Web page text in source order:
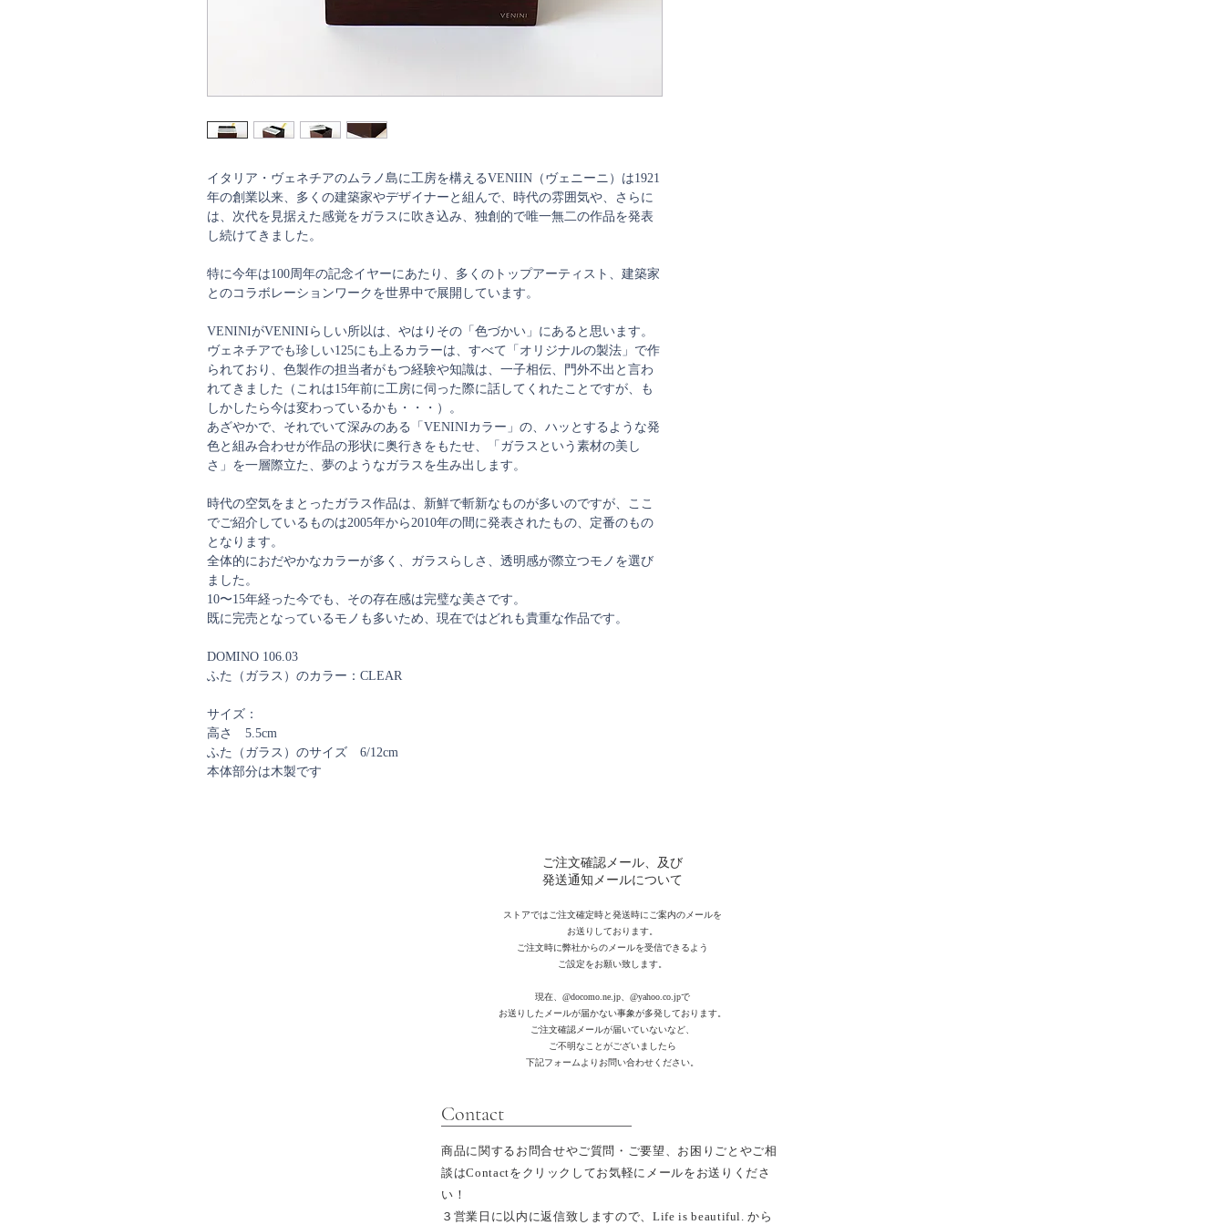
イタリア・ヴェネチアのムラノ島に工房を構えるVENIIN（ヴェニーニ）は1921
年の創業以来、多くの建築家やデザイナーと組んで、時代の雰囲気や、さらに
は、次代を見据えた感覚をガラスに吹き込み、独創的で唯一無二の作品を発表
し続けてきました。
特に今年は100周年の記念イヤーにあたり、多くのトップアーティスト、建築家
とのコラボレーションワークを世界中で展開しています。
VENINIがVENINIらしい所以は、やはりその「色づかい」にあると思います。
ヴェネチアでも珍しい125にも上るカラーは、すべて「オリジナルの製法」で作
られており、色製作の担当者がもつ経験や知識は、一子相伝、門外不出と言わ
れてきました（これは15年前に工房に伺った際に話してくれたことですが、も
しかしたら今は変わっているかも・・・）。
あざやかで、それでいて深みのある「VENINIカラー」の、ハッとするような発
色と組み合わせが作品の形状に奥行きをもたせ、「ガラスという素材の美し
さ」を一層際立た、夢のようなガラスを生み出します。
時代の空気をまとったガラス作品は、新鮮で斬新なものが多いのですが、ここ
でご紹介しているものは2005年から2010年の間に発表されたもの、定番のもの
となります。
全体的におだやかなカラーが多く、ガラスらしさ、透明感が際立つモノを選び
ました。
10〜15年経った今でも、その存在感は完璧な美さです。
既に完売となっているモノも多いため、現在ではどれも貴重な作品です。
DOMINO 106.03
ふた（ガラス）のカラー：CLEAR
サイズ：
高さ 5.5cm
ふた（ガラス）のサイズ 6/12cm
本体部分は木製です
ご注文確認メール、及び
発送通知メールについて
ストアではご注文確定時と発送時にご案内のメールを
お送りしております。
ご注文時に弊社からのメールを受信できるよう
ご設定をお願い致します。
現在、 @docomo.ne.jp、@yahoo.co.jpで
お送りしたメールが届かない事象が多発しております。
ご注文確認メールが届いていないなど、
ご不明なことがございましたら
下記フォームよりお問い合わせください。
​Contact
商品に関するお問合せやご質問・ご要望、お困りごとやご相
談はContactをクリックしてお気軽にメールをお送りくださ
い！
３営業日に以内 に返信致しますので、Life is beautiful. から